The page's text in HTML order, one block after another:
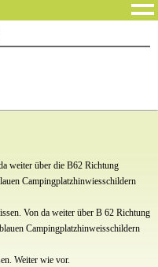
von Wiesen und Auen, liegt der
Ambiente, strahlen Ruhe
Sonne.
sich durch eine komfortable
Aufenthalten bieten wir ihnen
die Grillhütte und einen weiteren
weiter über die B62 Richtung
Campingplatzhinwiesschildern
Von da weiter über B 62 Richtung
Campingplatzhinweisschildern
Weiter wie vor.